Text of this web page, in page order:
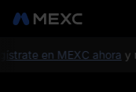
en MEXC ahoray